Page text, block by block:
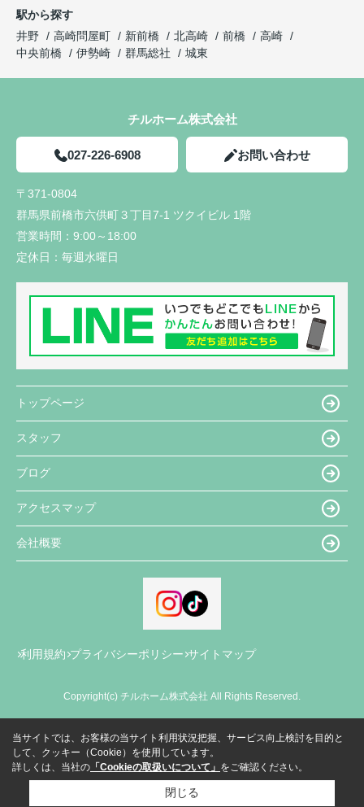
駅から探す
井野
高崎問屋町 新前橋 北高崎 前橋
高崎
中央前橋
伊勢崎 群馬総社 城東
チルホーム株式会社
027-226-6908 お問い合わせ
〒371-0804
群馬県前橋市六供町３丁目7-1 ツクイビル 1階
営業時間： 9:00～18:00
定休日： 毎週水曜日
トップページ
スタッフ
ブログ
アクセスマップ
会社概要
利用規約 プライバシーポリシー サイトマップ
Copyright(c) チルホーム株式会社 All Rights Reserved.
当サイトでは、お客様の当サイト利用状況把握、サービス向上検討を目的と
して、クッキー（Cookie）を使用しています。
詳しくは、当社の 「Cookieの取扱いについて」 をご確認ください。
閉じる